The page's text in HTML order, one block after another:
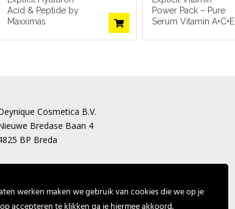
Acid & Peptide by
Maxximas
Power Pack – Pure
Serum Vitamin A+C+E
Cosmetica B.V.
Bredase Baan 4
BP Breda
+31 (0) 162 574757
werken maken we gebruik van cookies die we op je